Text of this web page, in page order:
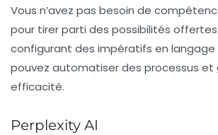
Vous n’avez pas besoin de
pour tirer parti des possibilités offertes
configurant des impératifs en langage
pouvez automatiser des processus et
efficacité.
Perplexity AI